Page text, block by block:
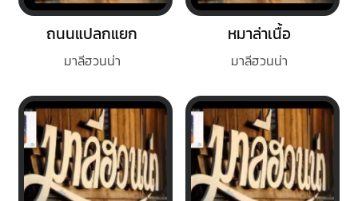
ถนนแปลกแยก
มาลีฮวนน่า
หมาล่าเนื้อ
มาลีฮวนน่า